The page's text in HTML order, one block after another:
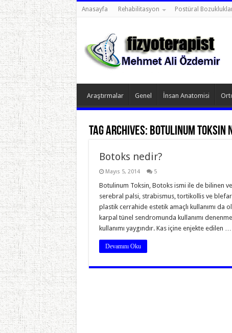
Anasayfa Rehabilitasyon Postüral
Araştırmalar Genel İnsan Anatomisi
Tag Archives: Botulinum Toksin
Botoks nedir?
Mayıs 5, 2014 5
Botulinum Toksin, Botoks ismi ile de bilinen
serebral palsi, strabismus, tortikollis ve
plastik cerrahide estetik amaçlı kullanımı da
karpal tünel sendromunda kullanımı
kullanımı yaygındır. Kas içine enjekte edilen …
Devamını Oku